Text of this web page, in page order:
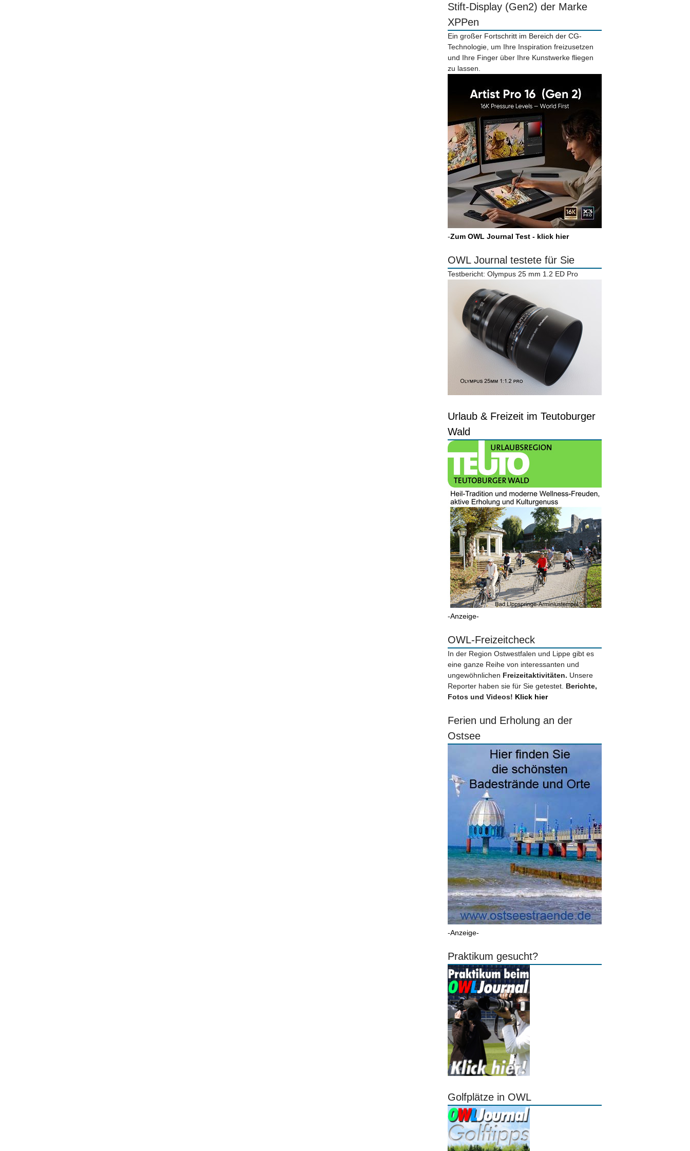
Stift-Display (Gen2) der Marke
XPPen
Ein großer Fortschritt im Bereich der CG-
Technologie, um Ihre Inspiration freizusetzen
und Ihre Finger über Ihre Kunstwerke fliegen
zu lassen.
-Zum OWL Journal Test - klick hier
OWL Journal testete für Sie
Testbericht: Olympus 25 mm 1.2 ED Pro
Urlaub & Freizeit im Teutoburger
Wald
-Anzeige-
OWL-Freizeitcheck
In der Region Ostwestfalen und Lippe gibt es
eine ganze Reihe von interessanten und
ungewöhnlichen Freizeitaktivitäten. Unsere
Reporter haben sie für Sie getestet. Berichte,
Fotos und Videos! Klick hier
Ferien und Erholung an der
Ostsee
-Anzeige-
Praktikum gesucht?
Golfplätze in OWL